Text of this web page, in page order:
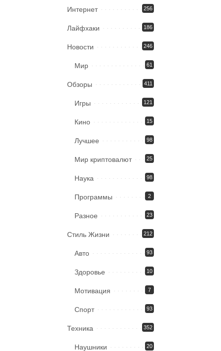
Интернет 256
Лайфхаки 186
Новости 246
Мир 61
Обзоры 411
Игры 121
Кино 15
Лучшее 98
Мир криптовалют 25
Наука 98
Программы 2
Разное 23
Стиль Жизни 212
Авто 93
Здоровье 10
Мотивация 7
Спорт 93
Техника 352
Наушники 20